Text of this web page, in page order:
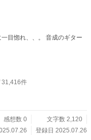
目惚れ、、。 音成のギター
31,416件
感想数 0
文字数 2,120
登録日 2025.07.26